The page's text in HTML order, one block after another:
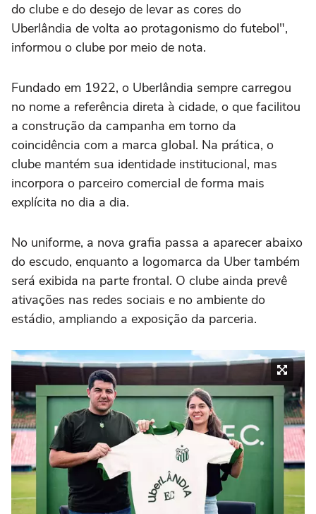
do clube e do desejo de levar as cores do
Uberlândia de volta ao protagonismo do futebol",
informou o clube por meio de nota.
Fundado em 1922, o Uberlândia sempre carregou
no nome a referência direta à cidade, o que facilitou
a construção da campanha em torno da
coincidência com a marca global. Na prática, o
clube mantém sua identidade institucional, mas
incorpora o parceiro comercial de forma mais
explícita no dia a dia.
No uniforme, a nova grafia passa a aparecer abaixo
do escudo, enquanto a logomarca da Uber também
será exibida na parte frontal. O clube ainda prevê
ativações nas redes sociais e no ambiente do
estádio, ampliando a exposição da parceria.